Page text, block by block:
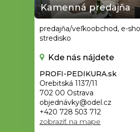
Kamenná predajňa
predajňa/veľkoobchod, e-
stredisko
Kde nás nájdete
PROFI-PEDIKURA.sk
Orebitská 1137/11
702 00 Ostrava
objednávky@odel.cz
+420 728 503 712
zobraziť na mape